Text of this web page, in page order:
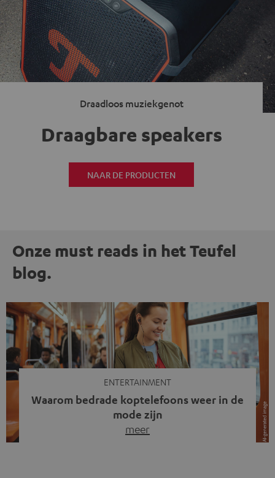
Draadloos muziekgenot
Draagbare speakers
NAAR DE PRODUCTEN
Onze must reads in het Teufel
blog.
ENTERTAINMENT
Waarom bedrade koptelefoons weer in de
mode zijn
meer